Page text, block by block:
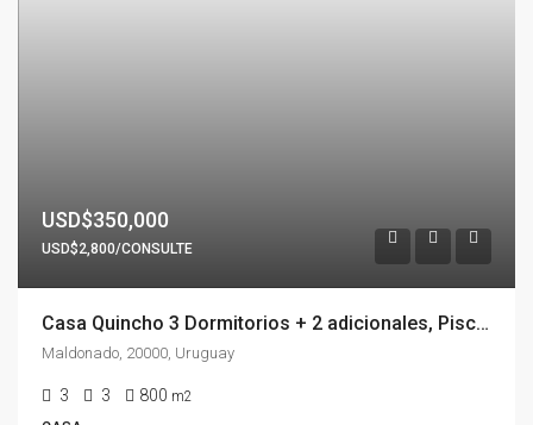
USD$350,000
USD$2,800/CONSULTE
Casa Quincho 3 Dormitorios + 2 adicionales, Piscina & Barbacoa En Pinares VENTA & ALQUILER ANUAL
Maldonado, 20000, Uruguay
3 3 800 m2